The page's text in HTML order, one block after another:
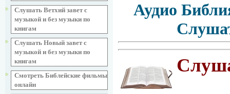
Слушать Ветхий завет с
музыкой и без музыки по
книгам
Слушать Новый завет с
музыкой и без музыки по
книгам
Смотреть Библейские фильмы
онлайн
Аудио